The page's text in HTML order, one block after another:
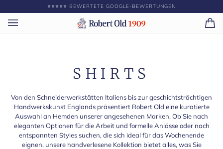
zum
Inhalt
⭐️⭐️⭐️⭐️⭐️ BEWERTETE GOOGLE-BEWERTUNGEN
GEBEN SIE ||BETRAG|| MEHR AUS, UM KOSTENLOSEN VERSAND
(0)
SHIRTS
Von den Schneiderwerkstätten Italiens bis zur geschichtsträchtigen
Handwerkskunst Englands präsentiert Robert Old eine kuratierte
Auswahl an Hemden unserer angesehenen Marken. Ob Sie nach
eleganten Optionen für die Arbeit und formelle Anlässe oder nach
entspannten Styles suchen, die sich ideal für das Wochenende
eignen, unsere handverlesene Kollektion bietet alles, was Sie